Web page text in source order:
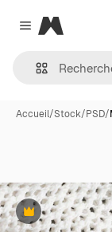
Close menu
Magnific
Accueil/Stock/PSD/
Premium